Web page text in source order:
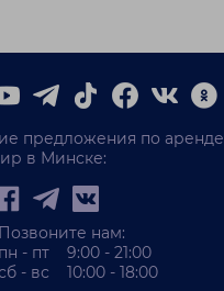
предложения по аренде
в Минске:
Позвоните нам:
пн - пт 9:00 - 21:00
- вс 10:00 - 18:00